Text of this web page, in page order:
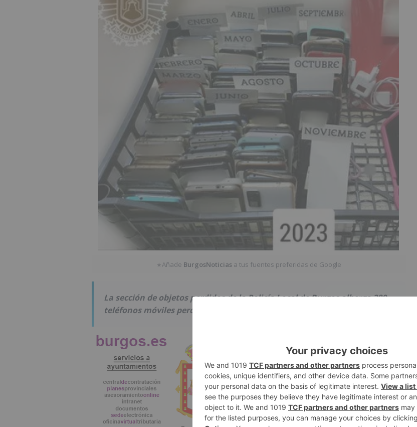
★Añade BurgosNoticias a tus fuentes preferidas de Google
La sección de objetos perdidos de la Policía Local de Burgos alberga 280
teléfonos móviles perdidos desde el año 2021